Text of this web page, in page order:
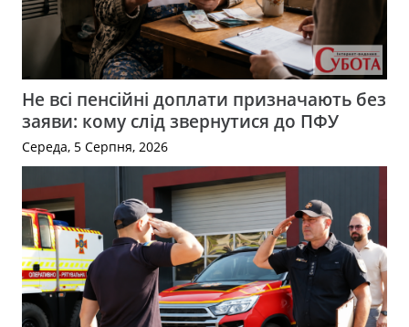
Не всі пенсійні доплати призначають без
заяви: кому слід звернутися до ПФУ
Середа, 5 Серпня, 2026